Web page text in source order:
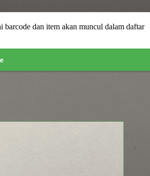
barcode dan item akan muncul dalam daftar